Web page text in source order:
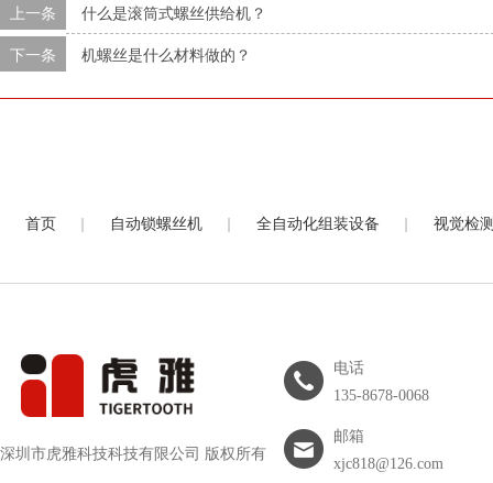
上一条
什么是滚筒式螺丝供给机？
下一条
机螺丝是什么材料做的？
首页 | 自动锁螺丝机 | 全自动化组装设备 | 视觉检
深圳市虎雅科技科技有限公司 版权所有
电话
135-8678-0068
邮箱
xjc818@126.com